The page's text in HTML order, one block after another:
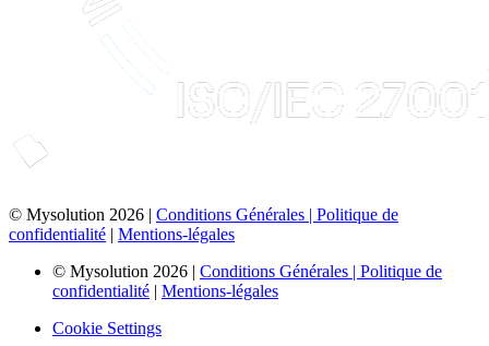
© Mysolution 2026 | Conditions Générales | Politique de
confidentialité | Mentions-légales
© Mysolution 2026 | Conditions Générales | Politique de
confidentialité | Mentions-légales
Cookie Settings